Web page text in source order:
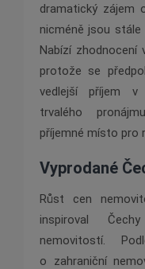
dramatický zájem
nicméně jsou stále
Nabízí zhodnocení
protože se
vedlejší příjem v
trvalého
příjemné místo pro
Vyprodané
Růst cen
inspiroval
nemovitostí.
o zahraniční